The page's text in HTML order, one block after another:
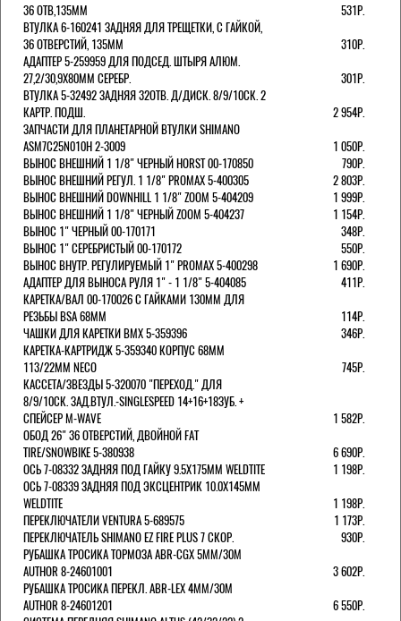
36 ОТВ,135ММ
531Р.
ВТУЛКА 6-160241 ЗАДНЯЯ ДЛЯ ТРЕЩЕТКИ, С ГАЙКОЙ,
36 ОТВЕРСТИЙ, 135ММ
310Р.
АДАПТЕР 5-259959 ДЛЯ ПОДСЕД. ШТЫРЯ АЛЮМ.
27,2/30,9Х80ММ СЕРЕБР.
301Р.
ВТУЛКА 5-32492 ЗАДНЯЯ 32ОТВ. Д/ДИСК. 8/9/10СК. 2
КАРТР. ПОДШ.
2 954Р.
ЗАПЧАСТИ ДЛЯ ПЛАНЕТАРНОЙ ВТУЛКИ SHIMANO
ASM7C25N010H 2-3009
1 050Р.
ВЫНОС ВНЕШНИЙ 1 1/8" ЧЕРНЫЙ HORST 00-170850
790Р.
ВЫНОС ВНЕШНИЙ РЕГУЛ. 1 1/8" PROMAX 5-400305
2 803Р.
ВЫНОС ВНЕШНИЙ DOWNHILL 1 1/8" ZOOM 5-404209
1 999Р.
ВЫНОС ВНЕШНИЙ 1 1/8" ЧЕРНЫЙ ZOOM 5-404237
1 154Р.
ВЫНОС 1" ЧЕРНЫЙ 00-170171
348Р.
ВЫНОС 1" СЕРЕБРИСТЫЙ 00-170172
550Р.
ВЫНОС ВНУТР. РЕГУЛИРУЕМЫЙ 1" PROMAX 5-400298
1 690Р.
АДАПТЕР ДЛЯ ВЫНОСА РУЛЯ 1" - 1 1/8" 5-404085
411Р.
КАРЕТКА/ВАЛ 00-170026 С ГАЙКАМИ 130ММ ДЛЯ
РЕЗЬБЫ BSA 68ММ
114Р.
ЧАШКИ ДЛЯ КАРЕТКИ BMX 5-359396
346Р.
КАРЕТКА-КАРТРИДЖ 5-359340 КОРПУС 68ММ
113/22ММ NECO
745Р.
КАССЕТА/ЗВЕЗДЫ 5-320070 "ПЕРЕХОД." ДЛЯ
8/9/10СК. ЗАД.ВТУЛ.-SINGLESPEED 14+16+18ЗУБ. +
СПЕЙСЕР M-WAVE
1 582Р.
ОБОД 26" 36 ОТВЕРСТИЙ, ДВОЙНОЙ FAT
TIRE/SNOWBIKE 5-380938
6 690Р.
ОСЬ 7-08332 ЗАДНЯЯ ПОД ГАЙКУ 9.5Х175ММ WELDTITE
1 198Р.
ОСЬ 7-08339 ЗАДНЯЯ ПОД ЭКСЦЕНТРИК 10.0Х145ММ
WELDTITE
1 198Р.
ПЕРЕКЛЮЧАТЕЛИ VENTURA 5-689575
1 173Р.
ПЕРЕКЛЮЧАТЕЛЬ SHIMANO EZ FIRE PLUS 7 СКОР.
930Р.
РУБАШКА ТРОСИКА ТОРМОЗА ABR-CGX 5MM/30M
AUTHOR 8-24601001
3 602Р.
РУБАШКА ТРОСИКА ПЕРЕКЛ. ABR-LEX 4MM/30M
AUTHOR 8-24601201
6 550Р.